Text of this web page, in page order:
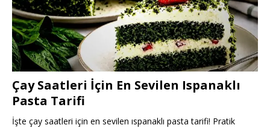
Çay Saatleri İçin En Sevilen Ispanaklı
Pasta Tarifi
İşte çay saatleri için en sevilen ıspanaklı pasta tarifi! Pratik